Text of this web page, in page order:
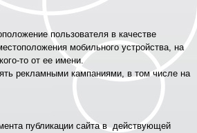
пользователя в качестве
мобильного устройства, на
то от ее имени.
рекламными кампаниями, в том числе на
публикации сайта в действующей